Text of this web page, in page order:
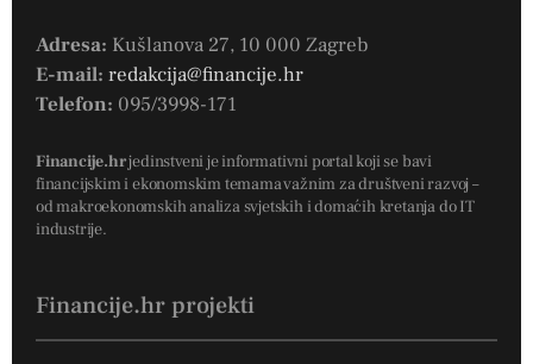
Adresa: Kušlanova 27, 10 000 Zagreb
E-mail: redakcija@financije.hr
Telefon: 095/3998-171
Financije.hrjedinstveni je informativni portal koji se bavi
financijskim i ekonomskim temama važnim za društveni razvoj –
od makroekonomskih analiza svjetskih i domaćih kretanja do IT
industrije.
Financije.hr projekti